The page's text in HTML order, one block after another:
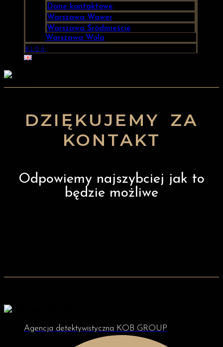
Dane kontaktowe
Warszawa Wawer
Warszawa Śródmieście
Warszawa Wola
BLOG
DZIĘKUJEMY ZA
KONTAKT
Odpowiemy najszybciej jak to
będzie możliwe
Agencja detektywistyczna KOB GROUP